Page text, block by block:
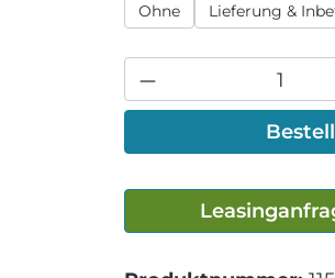
Ohne Lieferung &